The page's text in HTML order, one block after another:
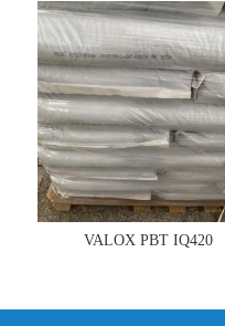
VALOX PBT IQ420